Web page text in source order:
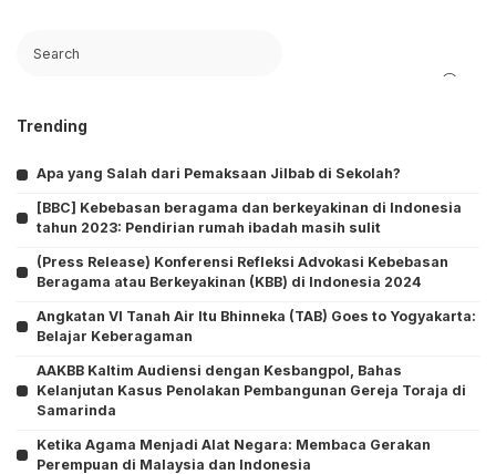
Trending
Apa yang Salah dari Pemaksaan Jilbab di Sekolah?
[BBC] Kebebasan beragama dan berkeyakinan di Indonesia
tahun 2023: Pendirian rumah ibadah masih sulit
(Press Release) Konferensi Refleksi Advokasi Kebebasan
Beragama atau Berkeyakinan (KBB) di Indonesia 2024
Angkatan VI Tanah Air Itu Bhinneka (TAB) Goes to Yogyakarta:
Belajar Keberagaman
AAKBB Kaltim Audiensi dengan Kesbangpol, Bahas
Kelanjutan Kasus Penolakan Pembangunan Gereja Toraja di
Samarinda
Ketika Agama Menjadi Alat Negara: Membaca Gerakan
Perempuan di Malaysia dan Indonesia